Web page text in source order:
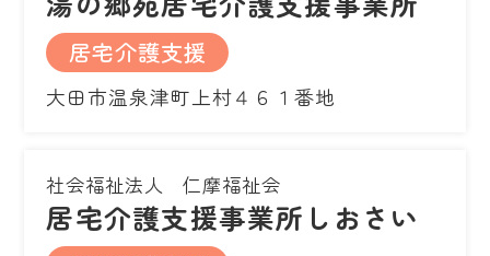
居宅介護支援
大田市温泉津町上村４６１番地
社会福祉法人 仁摩福祉会
居宅介護支援事業所しおさい